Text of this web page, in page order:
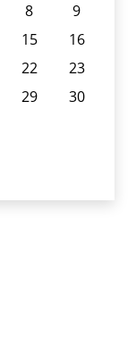
8
9
15
16
22
23
29
30